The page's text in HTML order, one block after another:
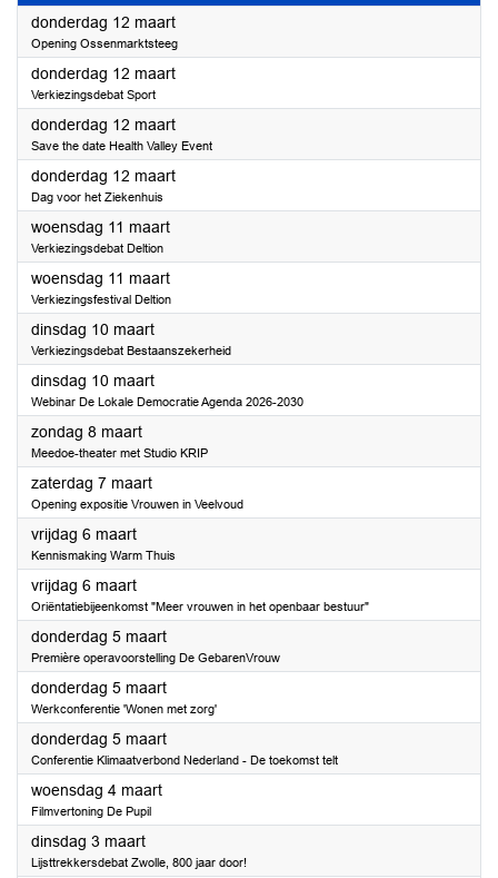
donderdag 12 maart2026
Opening Ossenmarktsteeg
donderdag 12 maart2026
Verkiezingsdebat Sport
donderdag 12 maart2026
Save the date Health Valley Event
donderdag 12 maart2026
Dag voor het Ziekenhuis
woensdag 11 maart2026
Verkiezingsdebat Deltion
woensdag 11 maart2026
Verkiezingsfestival Deltion
dinsdag 10 maart2026
Verkiezingsdebat Bestaanszekerheid
dinsdag 10 maart2026
Webinar De Lokale Democratie Agenda 2026-2030
zondag 8 maart2026
Meedoe-theater met Studio KRIP
zaterdag 7 maart2026
Opening expositie Vrouwen in Veelvoud
vrijdag 6 maart2026
Kennismaking Warm Thuis
vrijdag 6 maart2026
Oriëntatiebijeenkomst "Meer vrouwen in het openbaar bestuur"
donderdag 5 maart2026
Première operavoorstelling De GebarenVrouw
donderdag 5 maart2026
Werkconferentie 'Wonen met zorg'
donderdag 5 maart2026
Conferentie Klimaatverbond Nederland - De toekomst telt
woensdag 4 maart2026
Filmvertoning De Pupil
dinsdag 3 maart2026
Lijsttrekkersdebat Zwolle, 800 jaar door!